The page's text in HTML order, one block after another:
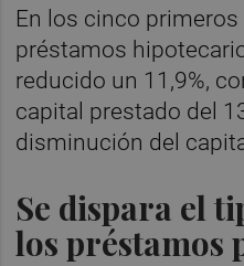
En los cinco
préstamos
reducido un 11,9%,
capital prestado del
disminución del
Se dispara el
los préstamos